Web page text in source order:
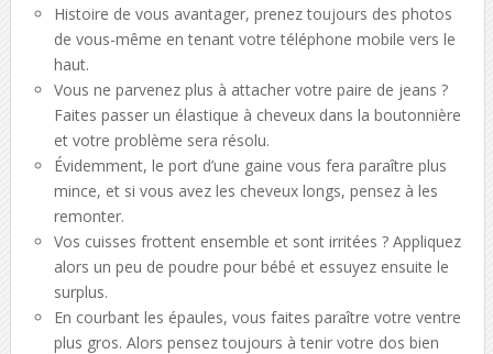
Histoire de vous avantager, prenez toujours des photos
de vous-même en tenant votre téléphone mobile vers le
haut.
Vous ne parvenez plus à attacher votre paire de jeans ?
Faites passer un élastique à cheveux dans la boutonnière
et votre problème sera résolu.
Évidemment, le port d’une gaine vous fera paraître plus
mince, et si vous avez les cheveux longs, pensez à les
remonter.
Vos cuisses frottent ensemble et sont irritées ? Appliquez
alors un peu de poudre pour bébé et essuyez ensuite le
surplus.
En courbant les épaules, vous faites paraître votre ventre
plus gros. Alors pensez toujours à tenir votre dos bien